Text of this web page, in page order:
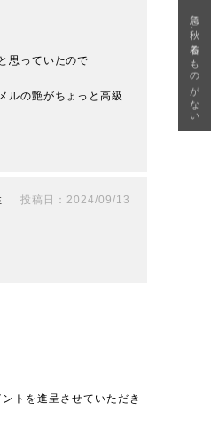
思っていたので
ルの艶がちょっと高級
投稿日
2024/09/13
トを進呈させていただき
急に秋、着るものがない